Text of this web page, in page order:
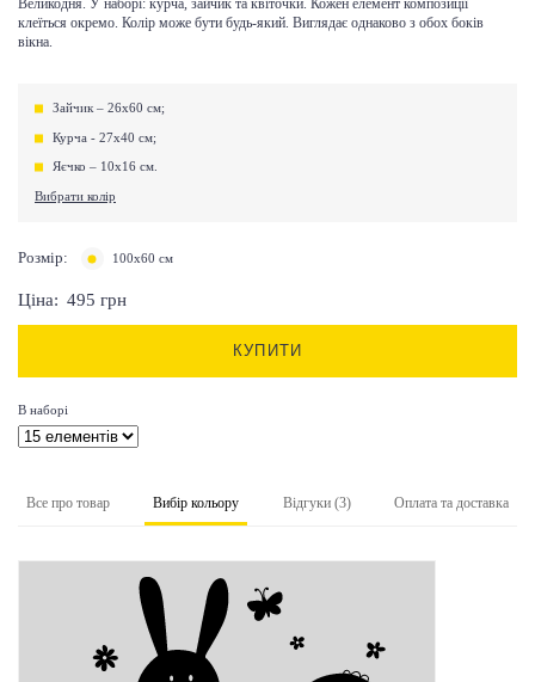
клеїться окремо. Колір може бути будь-який. Виглядає однаково з обох боків
вікна.
Зайчик – 26х60 см;
Курча - 27х40 см;
Яєчко – 10х16 см.
Вибрати колір
Розмір: 100х60 см
Ціна: 495 грн
КУПИТИ
В наборі
Все про товар Вибір кольору Відгуки (3) Оплата та доставка